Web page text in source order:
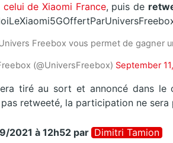
celui de Xiaomi France, puis de
Freebox vous permet de gagner
(@UniversFreebox) September
tiré au sort et annoncé dans
pas retweeté, la participation ne
2021 à 12h52 par Dimitri Tamion